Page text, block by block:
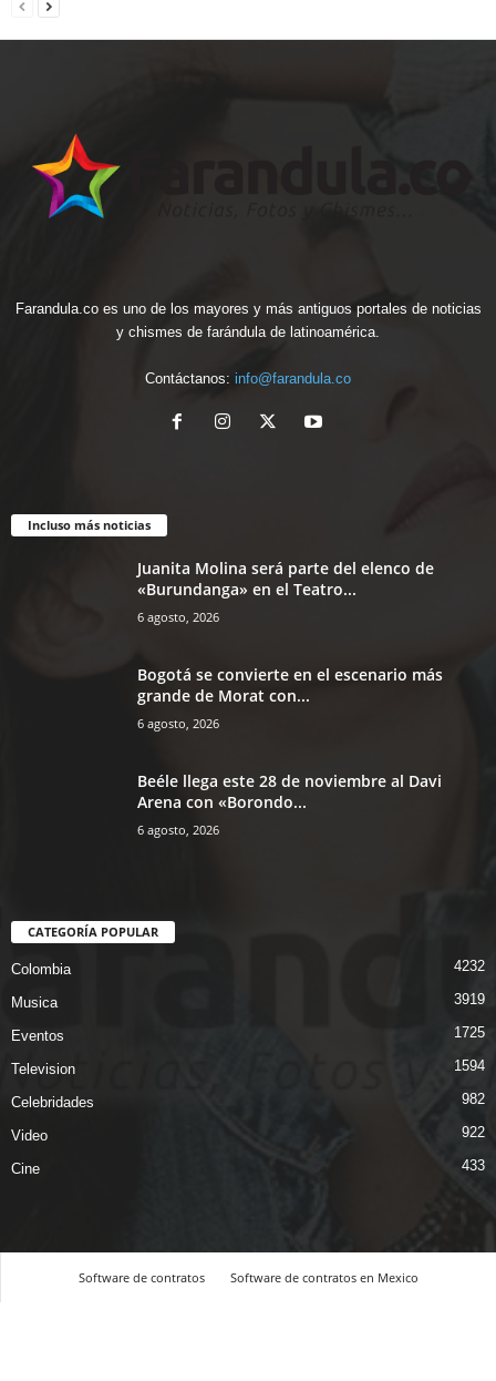
Farandula.co es uno de los mayores y más antiguos portales de noticias
y chismes de farándula de latinoamérica.
Contáctanos: info@farandula.co
Incluso más noticias
Juanita Molina será parte del elenco de
«Burundanga» en el Teatro...
6 agosto, 2026
Bogotá se convierte en el escenario más
grande de Morat con...
6 agosto, 2026
Beéle llega este 28 de noviembre al Davi
Arena con «Borondo...
6 agosto, 2026
CATEGORÍA POPULAR
Colombia 4232
Musica 3919
Eventos 1725
Television 1594
Celebridades 982
Video 922
Cine 433
Software de contratos Software de contratos en Mexico